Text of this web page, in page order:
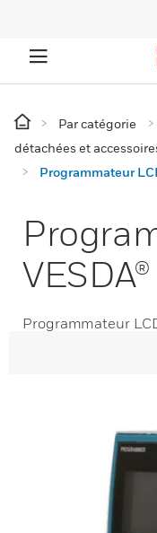
Par catégorie
détachées et
Programmateur
VESDA®
Programmateur